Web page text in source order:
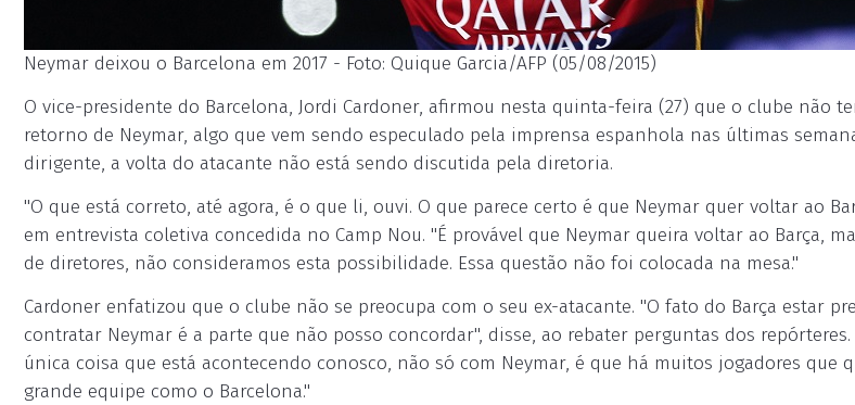
Neymar deixou o Barcelona em 2017 - Foto: Quique Garcia/AFP (05/08/2015)
O vice-presidente do Barcelona, Jordi Cardoner, afirmou nesta quinta-feira (27) que o clube não
retorno de Neymar, algo que vem sendo especulado pela imprensa espanhola nas últimas
dirigente, a volta do atacante não está sendo discutida pela diretoria.
"O que está correto, até agora, é o que li, ouvi. O que parece certo é que Neymar quer voltar ao
em entrevista coletiva concedida no Camp Nou. "É provável que Neymar queira voltar ao Barça,
de diretores, não consideramos esta possibilidade. Essa questão não foi colocada na mesa."
Cardoner enfatizou que o clube não se preocupa com o seu ex-atacante. "O fato do Barça estar
contratar Neymar é a parte que não posso concordar", disse, ao rebater perguntas dos
única coisa que está acontecendo conosco, não só com Neymar, é que há muitos jogadores que
grande equipe como o Barcelona."